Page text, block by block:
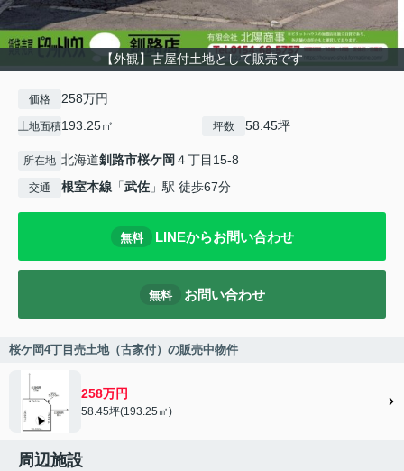
【外観】古屋付土地として販売です
価格 258万円
土地面積193.25㎡ 坪数 58.45坪
所在地 北海道釧路市桜ケ岡 ４丁目15-8
交通 根室本線 「武佐 」駅 徒歩67分
無料 LINEからお問い合わせ
無料 お問い合わせ
桜ケ岡4丁目売土地（古家付）の販売中物件
258万円
58.45坪(193.25㎡)
周辺施設